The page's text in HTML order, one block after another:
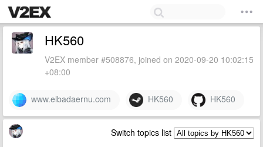
HK560
V2EX member #508876, joined on 2020-09-20 10:02:15
+08:00
www.elbadaernu.com HK560 HK560
Switch topics list